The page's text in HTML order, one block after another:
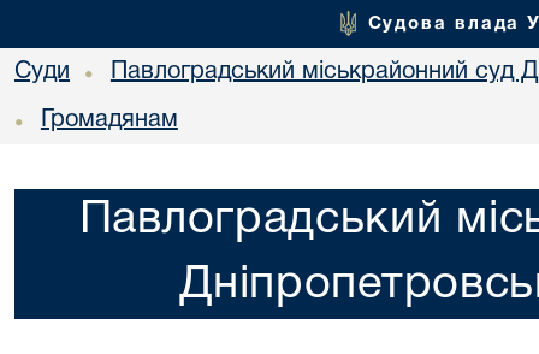
Судова влада
Суди • Павлоградський міськрайонний суд
• Громадянам
Павлоградський